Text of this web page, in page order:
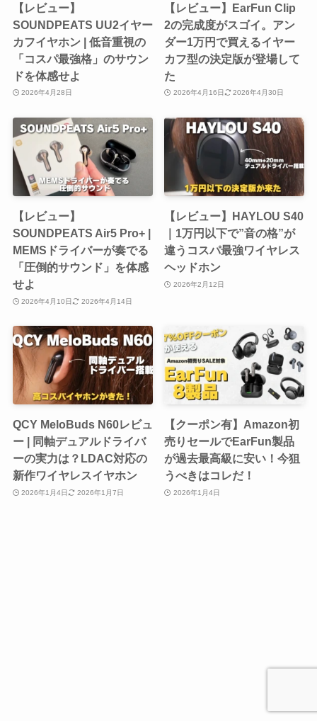
【レビュー】
SOUNDPEATS UU2イヤー
カフイヤホン | 低音重視の
「コスパ最強格」のサウン
ドを体感せよ
2026年4月28日
【レビュー】EarFun Clip
2の完成度がスゴイ。アン
ダー1万円で買えるイヤー
カフ型の決定版が登場して
た
2026年4月16日 2026年4月30日
【レビュー】
SOUNDPEATS Air5 Pro+ |
MEMSドライバーが奏でる
「圧倒的サウンド」を体感
せよ
2026年4月10日 2026年4月14日
【レビュー】HAYLOU S40
｜1万円以下で”音の格”が
違うコスパ最強ワイヤレス
ヘッドホン
2026年2月12日
QCY MeloBuds N60レビュ
ー | 同軸デュアルドライバ
ーの実力は？LDAC対応の
新作ワイヤレスイヤホン
2026年1月4日 2026年1月7日
【クーポン有】Amazon初
売りセールでEarFun製品
が過去最高級に安い！今狙
うべきはコレだ！
2026年1月4日